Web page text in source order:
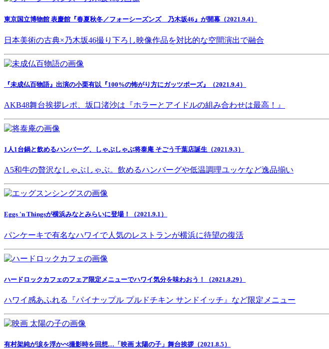
東京国立博物館 表慶館『春夏秋冬／フォーシーズンズ 乃木坂46』が開幕（2021.9.4）
日本美術の古典×乃木坂46撮り下ろし映像作品を対比的な空間演出で融合
『未成仏百物語』出演の小栗有以『100%の怖がり方にガッツポーズ』（2021.9.4）
AKB48舞台挨拶レポ、坂口渚沙は『ホラーとアイドルの組み合わせは最高！』
1人1台鍋と飲めるハンバーグ、しゃぶしゃぶ将泰庵 そごう千葉店誕生（2021.9.3）
A5和牛の贅沢なしゃぶしゃぶ。飲めるハンバーグや低温調理ユッケなど逸品揃い
Eggs 'n Thingsが横浜みなとみらいに登場！（2021.9.1）
パンケーキで有名なハワイで人気のレストランが横浜に待望の復活
ハードロックカフェのフェア限定メニューでハワイ気分を味わおう！（2021.8.29）
ハワイ感あふれる『パイナップル プルドチキン サンドイッチ』など限定メニュー
有村架純が涙を浮かべ撮影時を回想…「映画 太陽の子」舞台挨拶（2021.8.5）